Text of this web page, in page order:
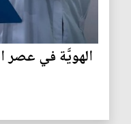
الهويَّة في عصر